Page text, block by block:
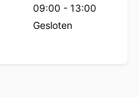
09:00 - 13:00
Gesloten